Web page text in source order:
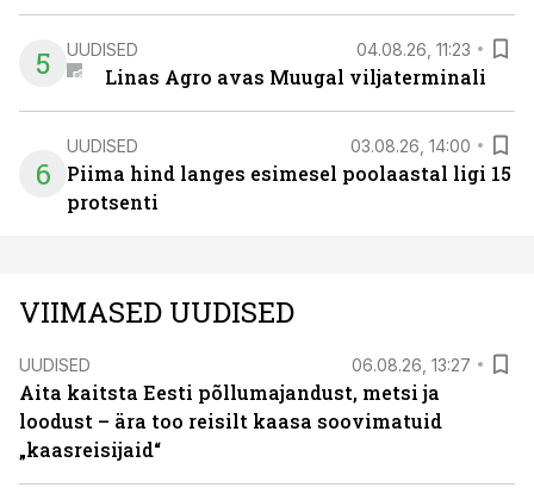
5 UUDISED 04.08.26, 11:23
Linas Agro avas Muugal viljaterminali
6
UUDISED 03.08.26, 14:00
Piima hind langes esimesel poolaastal ligi 15
protsenti
VIIMASED UUDISED
UUDISED 06.08.26, 13:27
Aita kaitsta Eesti põllumajandust, metsi ja
loodust – ära too reisilt kaasa soovimatuid
„kaasreisijaid“